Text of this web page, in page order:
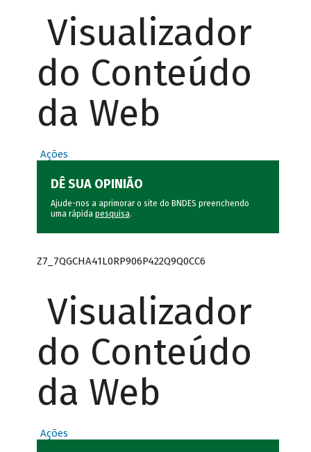
Visualizador
do Conteúdo
da Web
Ações
DÊ SUA OPINIÃO
Ajude-nos a aprimorar o site do BNDES preenchendo
uma rápida pesquisa.
Z7_7QGCHA41L0RP906P422Q9Q0CC6
Visualizador
do Conteúdo
da Web
Ações